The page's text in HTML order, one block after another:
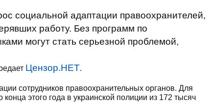
социальной адаптации правоохранителей,
работу. Без программ по
могут стать серьезной проблемой,
Цензор.НЕТ.
сотрудников правоохранительных органов. Для
этого года в украинской полиции из 172 тысяч